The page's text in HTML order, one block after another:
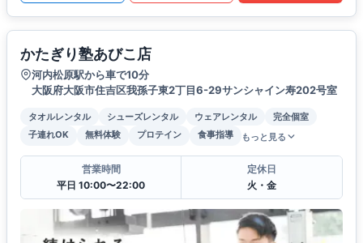
かたぎり塾あびこ店
河内松原駅から車で10分
大阪府大阪市住吉区我孫子東2丁目6-29サンシャイン寿202号室
タオルレンタル シューズレンタル ウェアレンタル
完全個室
子連れOK
無料体験 プロテイン 食事指導 もっと見る
営業時間
平日 10:00〜22:00
定休日
火・金